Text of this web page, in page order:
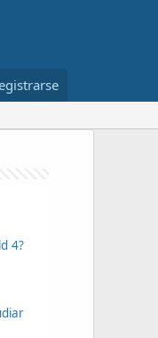
4?